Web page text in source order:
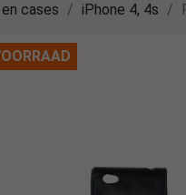
cases iPhone 4, 4s